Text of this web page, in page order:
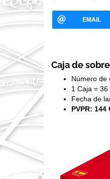
EMAIL
Caja de
Número de
1 Caja = 36
Fecha de
PVPR: 144